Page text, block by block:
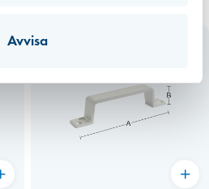
Avvisa